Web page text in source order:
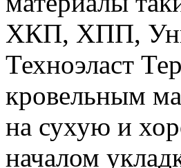
ХКП, ХПП,
Техноэласт
кровельным
на сухую и
началом